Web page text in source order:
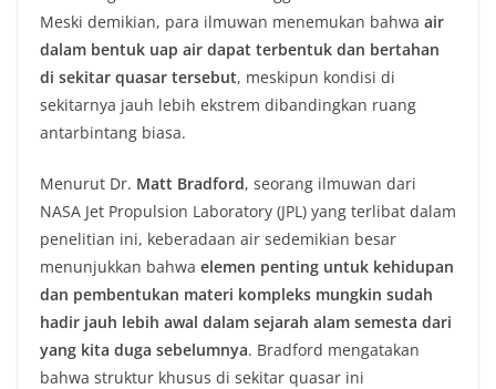
Meski demikian, para ilmuwan menemukan bahwa air
dalam bentuk uap air dapat terbentuk dan bertahan
di sekitar quasar tersebut, meskipun kondisi di
sekitarnya jauh lebih ekstrem dibandingkan ruang
antarbintang biasa.
Menurut Dr. Matt Bradford, seorang ilmuwan dari
NASA Jet Propulsion Laboratory (JPL) yang terlibat dalam
penelitian ini, keberadaan air sedemikian besar
menunjukkan bahwa elemen penting untuk kehidupan
dan pembentukan materi kompleks mungkin sudah
hadir jauh lebih awal dalam sejarah alam semesta dari
yang kita duga sebelumnya. Bradford mengatakan
bahwa struktur khusus di sekitar quasar ini